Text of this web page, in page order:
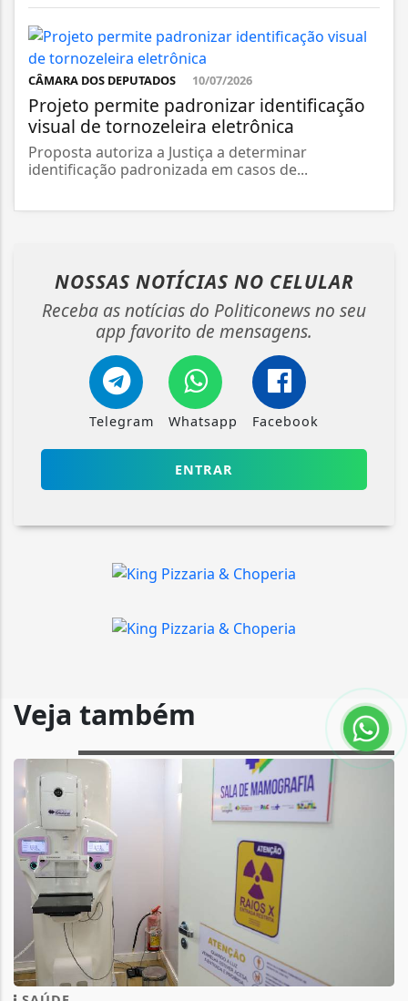
CÂMARA DOS DEPUTADOS 10/07/2026
Projeto permite padronizar identificação
visual de tornozeleira eletrônica
Proposta autoriza a Justiça a determinar
identificação padronizada em casos de...
NOSSAS NOTÍCIAS NO CELULAR
Receba as notícias do Politiconews no seu
app favorito de mensagens.
Telegram Whatsapp Facebook
ENTRAR
Veja também